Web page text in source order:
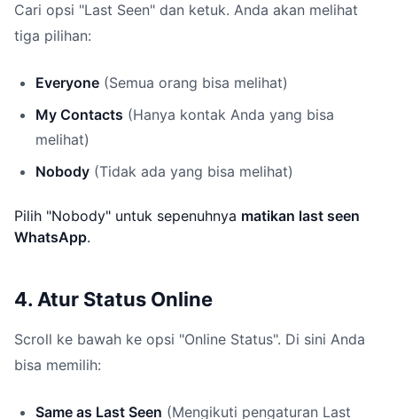
Cari opsi "Last Seen" dan ketuk. Anda akan melihat
tiga pilihan:
Everyone (Semua orang bisa melihat)
My Contacts (Hanya kontak Anda yang bisa
melihat)
Nobody (Tidak ada yang bisa melihat)
Pilih "Nobody" untuk sepenuhnya matikan last seen
WhatsApp.
4. Atur Status Online
Scroll ke bawah ke opsi "Online Status". Di sini Anda
bisa memilih:
Same as Last Seen (Mengikuti pengaturan Last